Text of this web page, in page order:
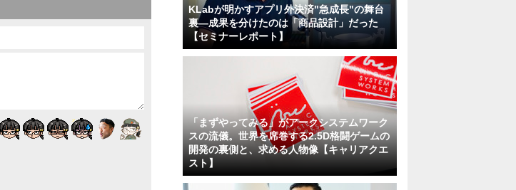
KLabが明かすアプリ外決済"急成長"の舞台
裏―成果を分けたのは「商品設計」だった
【セミナーレポート】
「まずやってみる」がアークシステムワーク
スの流儀。世界を席巻する2.5D格闘ゲームの
開発の裏側と、求める人物像【キャリアクエ
スト】